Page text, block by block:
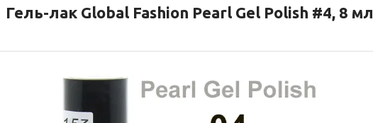
Гель-лак Global Fashion Pearl Gel Polish #4, 8 мл